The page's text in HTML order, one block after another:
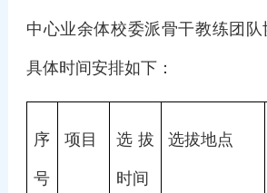
中心业余体校委派骨干教练团队
具体时间安排如下：
序
号
项目 选拔
时间
选拔地点